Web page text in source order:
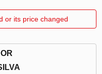
or its price changed